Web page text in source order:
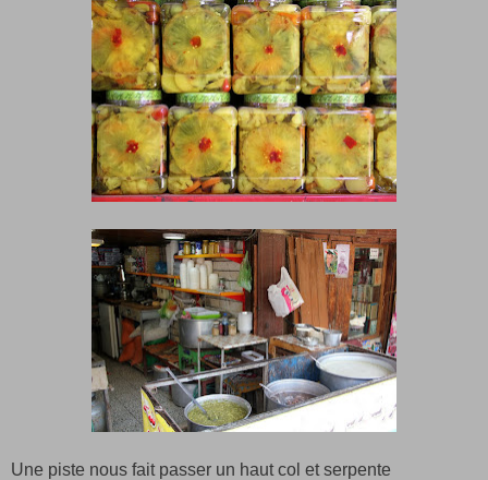
Une piste nous fait passer un haut col et serpente